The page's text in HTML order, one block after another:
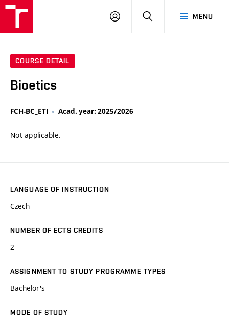
MENU
LOG
SEARCH
COURSE DETAIL
Bioetics
FCH-BC_ETI Acad. year: 2025/2026
Not applicable.
LANGUAGE OF INSTRUCTION
Czech
NUMBER OF ECTS CREDITS
2
ASSIGNMENT TO STUDY PROGRAMME TYPES
Bachelor's
MODE OF STUDY